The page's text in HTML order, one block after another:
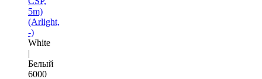
5m)
(Arlight,
-)
White
|
Белый
6000